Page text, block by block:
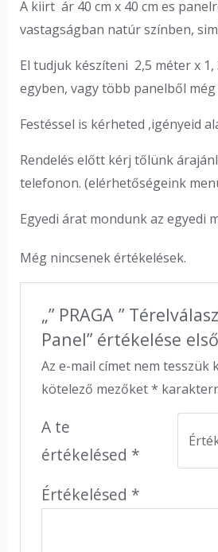
A kiirt ár 40 cm x 40 cm es
vastagságban natúr színben,
El tudjuk készíteni 2,5 méter x
egyben, vagy több panelből
Festéssel is kérheted ,igényeid
Rendelés előtt kérj tőlünk
telefonon. (elérhetőségeink
Egyedi árat mondunk az egyedi
Még nincsenek értékelések.
„” PRAGA ”
Panel” értékelése
Az e-mail címet nem tesszük
kötelező mezőket*
A te
értékelésed *
Értékelésed *